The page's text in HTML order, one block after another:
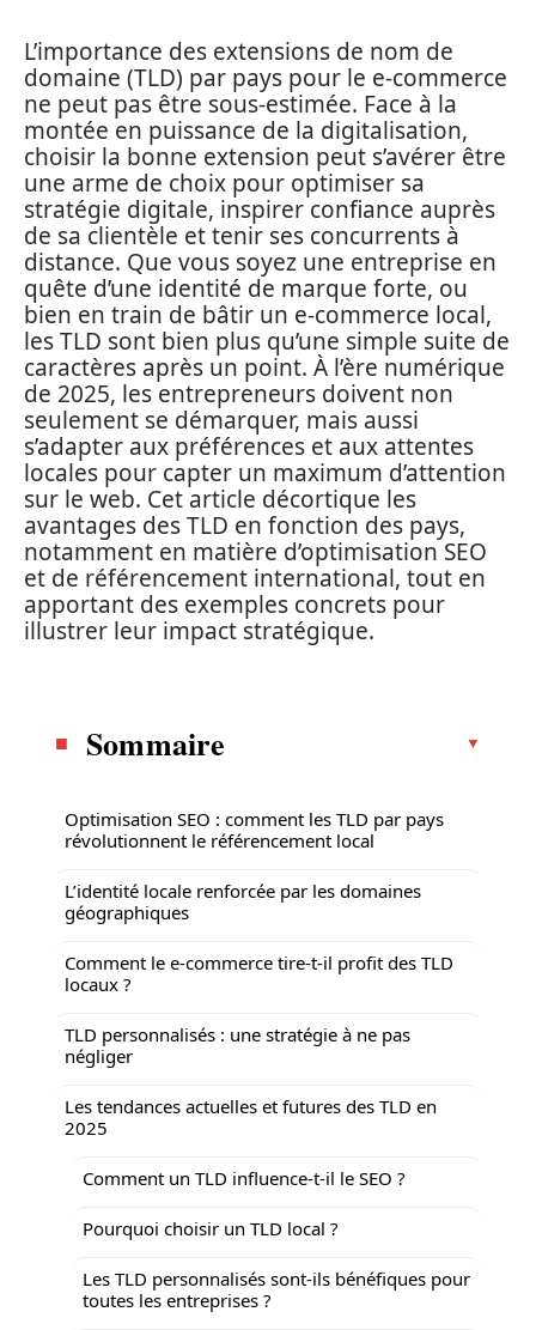
L’importance des extensions de nom de
domaine (TLD) par pays pour le e-commerce
ne peut pas être sous-estimée. Face à la
montée en puissance de la digitalisation,
choisir la bonne extension peut s’avérer être
une arme de choix pour optimiser sa
stratégie digitale, inspirer confiance auprès
de sa clientèle et tenir ses concurrents à
distance. Que vous soyez une entreprise en
quête d’une identité de marque forte, ou
bien en train de bâtir un e-commerce local,
les TLD sont bien plus qu’une simple suite de
caractères après un point. À l’ère numérique
de 2025, les entrepreneurs doivent non
seulement se démarquer, mais aussi
s’adapter aux préférences et aux attentes
locales pour capter un maximum d’attention
sur le web. Cet article décortique les
avantages des TLD en fonction des pays,
notamment en matière d’optimisation SEO
et de référencement international, tout en
apportant des exemples concrets pour
illustrer leur impact stratégique.
Sommaire
Optimisation SEO : comment les TLD par pays
révolutionnent le référencement local
L’identité locale renforcée par les domaines
géographiques
Comment le e-commerce tire-t-il profit des TLD
locaux ?
TLD personnalisés : une stratégie à ne pas
négliger
Les tendances actuelles et futures des TLD en
2025
Comment un TLD influence-t-il le SEO ?
Pourquoi choisir un TLD local ?
Les TLD personnalisés sont-ils bénéfiques pour
toutes les entreprises ?